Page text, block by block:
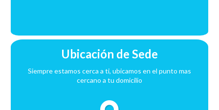
Ubicación de Sede
Siempre estamos cerca a ti, ubicamos en el punto mas
cercano a tu domicilio